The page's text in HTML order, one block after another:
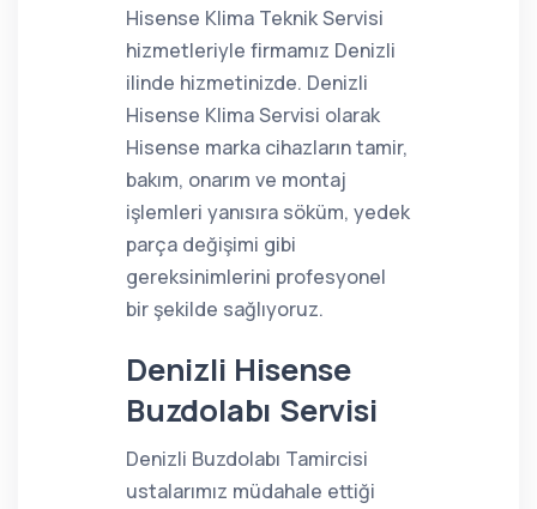
Hisense Klima Teknik Servisi
hizmetleriyle firmamız Denizli
ilinde hizmetinizde. Denizli
Hisense Klima Servisi olarak
Hisense marka cihazların tamir,
bakım, onarım ve montaj
işlemleri yanısıra söküm, yedek
parça değişimi gibi
gereksinimlerini profesyonel
bir şekilde sağlıyoruz.
Denizli Hisense
Buzdolabı Servisi
Denizli Buzdolabı Tamircisi
ustalarımız müdahale ettiği